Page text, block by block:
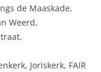
de Maaskade,
Weerd,
Joriskerk, FAIR